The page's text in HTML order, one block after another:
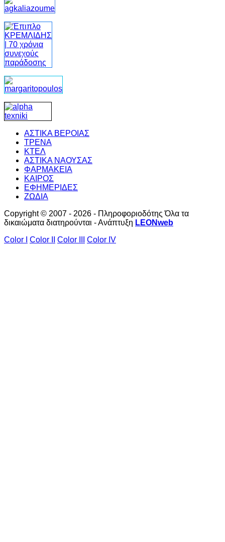
ΑΣΤΙΚΑ ΒΕΡΟΙΑΣ
ΤΡΕΝΑ
ΚΤΕΛ
ΑΣΤΙΚΑ ΝΑΟΥΣΑΣ
ΦΑΡΜΑΚΕΙΑ
ΚΑΙΡΟΣ
ΕΦΗΜΕΡΙΔΕΣ
ΖΩΔΙΑ
Copyright © 2007 - 2026 - Πληροφοριοδότης Όλα τα
δικαιώματα διατηρούνται - Ανάπτυξη LEONweb
Color I
Color II Color III Color IV